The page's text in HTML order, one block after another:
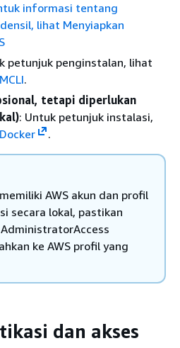
informasi tentang
lihat Menyiapkan
petunjuk penginstalan, lihat
.
tetapi diperlukan
: Untuk petunjuk instalasi,
.
AWS akun dan profil
secara lokal, pastikan
ke AWS profil yang
dan akses